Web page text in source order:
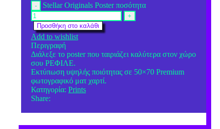
Stellar Originals Poster ποσότητα
Προσθήκη στο καλάθι
Add to wishlist
Περιγραφή
Διάλεξε το poster που ταιριάζει καλύτερα στον χώρο
σου ΡΕΦΙΛΕ.
Εκτύπωση υψηλής ποιότητας σε 50×70 Premium
φωτογραφικό ματ χαρτί.
Κατηγορία: Prints
Share: